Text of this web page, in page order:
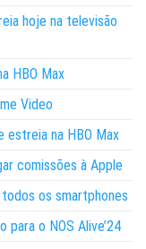
hoje na televisão
HBO Max
Video
estreia na HBO Max
comissões à Apple
todos os smartphones
o NOS Alive’24